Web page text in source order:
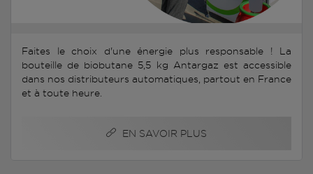
Faites le choix d'une énergie plus responsable ! La
bouteille de biobutane 5,5 kg Antargaz est accessible
dans nos distributeurs automatiques, partout en France
et à toute heure.
EN SAVOIR PLUS